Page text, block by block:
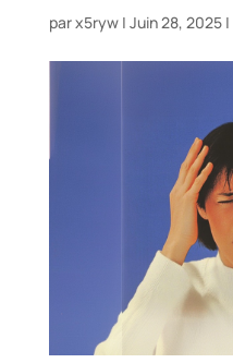
parx5ryw| Juin 28, 2025|